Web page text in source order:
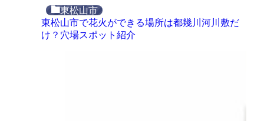
東松山市
東松山市で花火ができる場所は都幾川河川敷だ
け？穴場スポット紹介